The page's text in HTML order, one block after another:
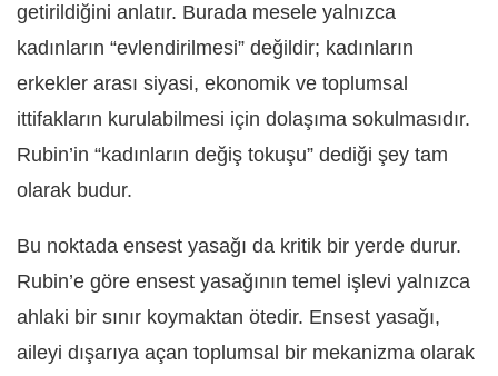
getirildiğini anlatır. Burada mesele yalnızca
kadınların “evlendirilmesi” değildir; kadınların
erkekler arası siyasi, ekonomik ve toplumsal
ittifakların kurulabilmesi için dolaşıma sokulmasıdır.
Rubin’in “kadınların değiş tokuşu” dediği şey tam
olarak budur.
Bu noktada ensest yasağı da kritik bir yerde durur.
Rubin’e göre ensest yasağının temel işlevi yalnızca
ahlaki bir sınır koymaktan ötedir. Ensest yasağı,
aileyi dışarıya açan toplumsal bir mekanizma olarak